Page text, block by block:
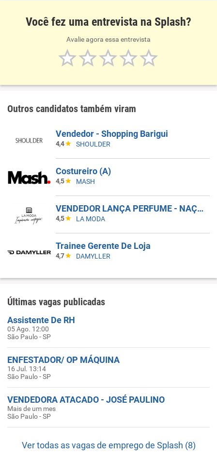
Você fez uma entrevista na Splash?
Avalie agora essa entrevista
Outros candidatos também viram
Vendedor - Shopping Barigui
4,4 SHOULDER
Costureiro (A)
4,5 MASH
VENDEDOR LANÇA PERFUME - NAÇÕES SHOPPING
4,5 LA MODA
Trainee Gerente De Loja
4,7 DAMYLLER
Últimas vagas publicadas
Assistente De RH
05 Ago. 12:00
São Paulo - SP
ENFESTADOR/ OP MÁQUINA
16 Jul. 13:14
São Paulo - SP
VENDEDORA ATACADO - JOSÉ PAULINO
Mais de um mes
São Paulo - SP
Ver todas as vagas de emprego de Splash (8)